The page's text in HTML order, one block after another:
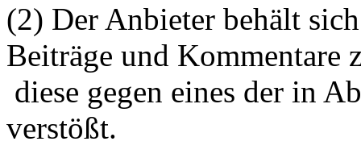
(2) Der Anbieter behält
Beiträge und Kommentare
diese gegen eines der in
verstößt.